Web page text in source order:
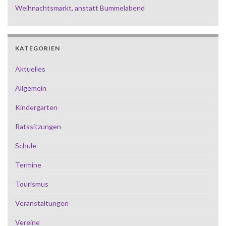
Weihnachtsmarkt, anstatt Bummelabend
KATEGORIEN
Aktuelles
Allgemein
Kindergarten
Ratssitzungen
Schule
Termine
Tourismus
Veranstaltungen
Vereine